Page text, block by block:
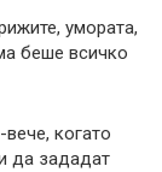
умората,
беше всичко
когато
да зададат